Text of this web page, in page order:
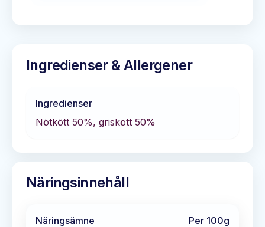
Ingredienser & Allergener
Ingredienser
Nötkött 50%, griskött 50%
Näringsinnehåll
Näringsämne Per 100g